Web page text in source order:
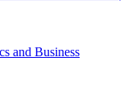
and Business